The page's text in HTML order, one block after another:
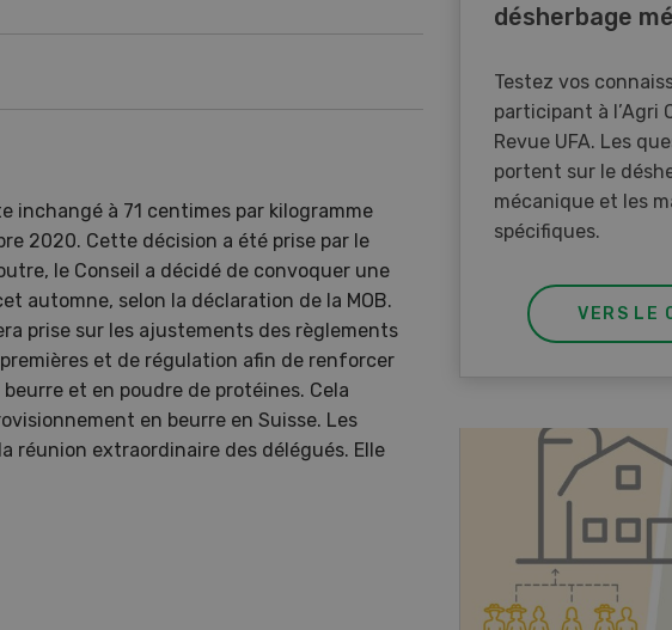
inchangé à 71 centimes par kilogramme
2020. Cette décision a été prise par le
le Conseil a décidé de convoquer une
automne, selon la déclaration de la MOB.
prise sur les ajustements des règlements
et de régulation afin de renforcer
et en poudre de protéines. Cela
en beurre en Suisse. Les
réunion extraordinaire des délégués. Elle
désherbage
Testez vos
participant à l’Agri
Revue UFA. Les
portent sur le
mécanique et les
spécifiques.
VERS LE